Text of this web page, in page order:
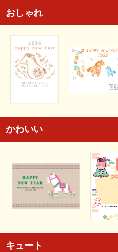
おしゃれ
かわいい
キュート